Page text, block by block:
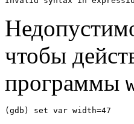
чтобы
программы